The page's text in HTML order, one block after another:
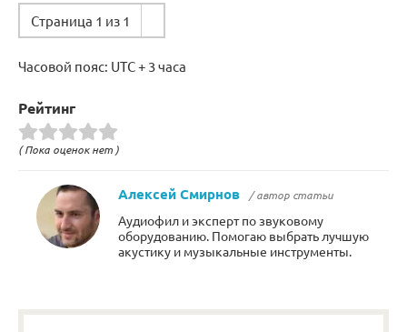
Страница 1 из 1
Часовой пояс: UTC + 3 часа
Рейтинг
( Пока оценок нет )
Алексей Смирнов / автор статьи
Аудиофил и эксперт по звуковому
оборудованию. Помогаю выбрать лучшую
акустику и музыкальные инструменты.